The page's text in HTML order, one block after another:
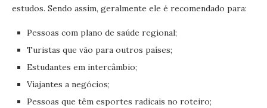
estudos. Sendo assim, geralmente ele é recomendado para:
Pessoas com plano de saúde regional;
Turistas que vão para outros países;
Estudantes em intercâmbio;
Viajantes a negócios;
Pessoas que têm esportes radicais no roteiro;